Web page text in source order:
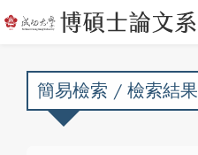
簡易檢索 / 檢索結果